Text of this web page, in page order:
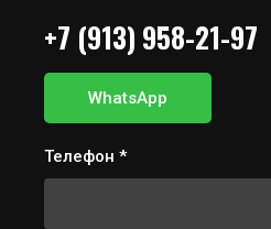
+7 (913) 958-21-97
WhatsApp
Телефон *